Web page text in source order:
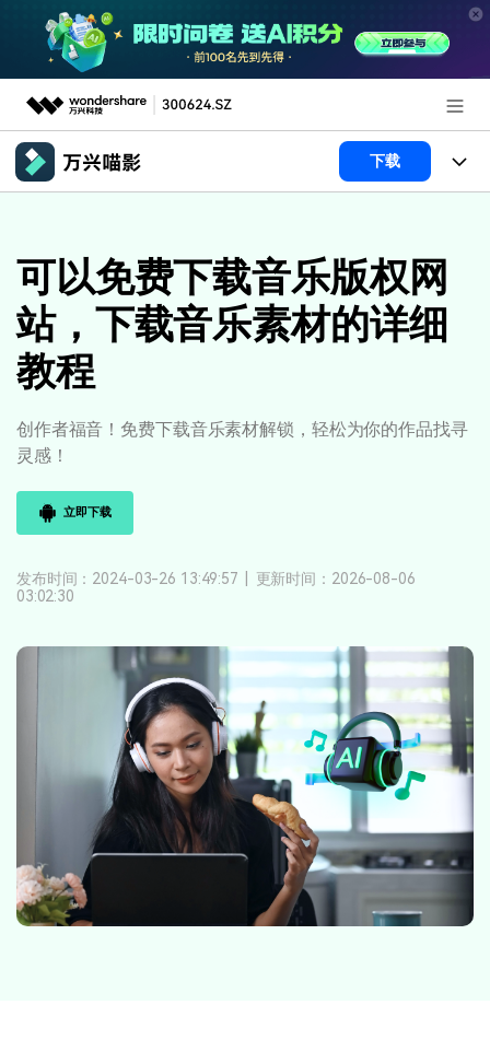
推荐产品
新闻中心
关于万兴
加入我们
帮助中心
下载
产品系统
产品功能
AI功能
视频/照片
AI 文本转视频
AI 绘画
AI 视频续写 NEW
声音
文本
解决方案
政企服务
专业创作人群
使用教程
文章资讯
帮助中心
产品信息
可以免费下载音乐版权网
站，下载音乐素材的详细
教程
创作者福音！免费下载音乐素材解锁，轻松为你的作品找寻
灵感！
立即下载
发布时间：2024-03-26 13:49:57
更新时间：2026-08-06
03:02:30